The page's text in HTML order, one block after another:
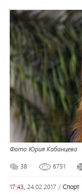
Фото Юрия Кабанцева
38 6751
17:43, 24.02.2017 / спорт